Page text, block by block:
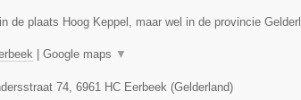
de plaats Hoog Keppel, maar wel in de provincie
| Google maps ▼
74, 6961 HC Eerbeek(Gelderland)